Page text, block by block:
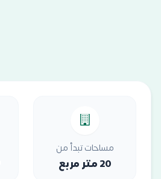
مساحات تبدأ من
20 متر مربع